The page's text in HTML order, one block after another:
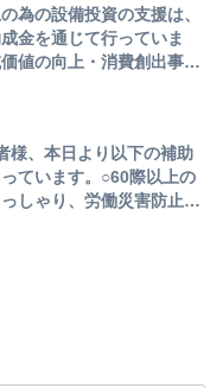
為の設備投資の支援は、
金を通じて行っていま
値の向上・消費創出事
様、本日より以下の補助
ています。○60際以上の
しゃり、労働災害防止の